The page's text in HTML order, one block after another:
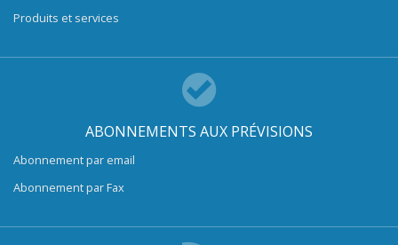
Produits et services
ABONNEMENTS AUX PRÉVISIONS
Abonnement par email
Abonnement par Fax